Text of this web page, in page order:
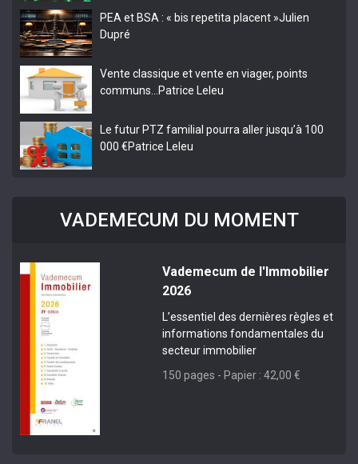
PEA et BSA : « bis repetita placent »Julien
Dupré
Vente classique et vente en viager, points
communs…
Patrice Leleu
Le futur PTZ familial pourra aller jusqu’à 100
000 €Patrice Leleu
VADEMECUM DU MOMENT
Vademecum de l'Immobilier
2026
L’essentiel des dernières règles et
informations fondamentales du
secteur immobilier
150 pages - Papier : 42,00 €